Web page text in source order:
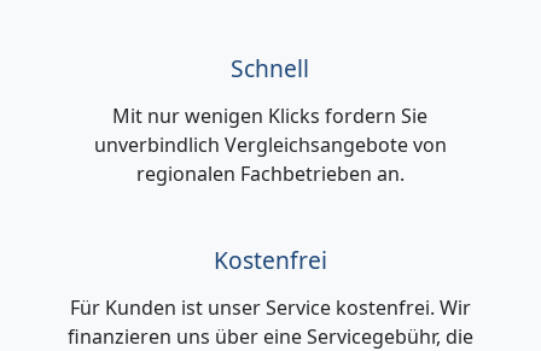
Schnell
Mit nur wenigen Klicks fordern Sie
unverbindlich Vergleichsangebote von
regionalen Fachbetrieben an.
Kostenfrei
Für Kunden ist unser Service kostenfrei. Wir
finanzieren uns über eine Servicegebühr, die